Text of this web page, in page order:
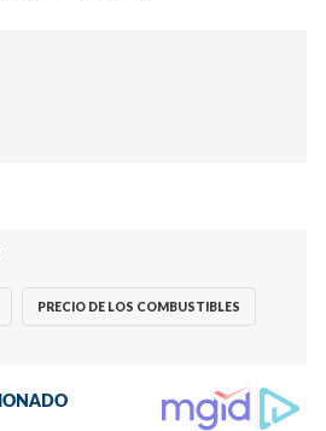
PRECIO DE LOS COMBUSTIBLES